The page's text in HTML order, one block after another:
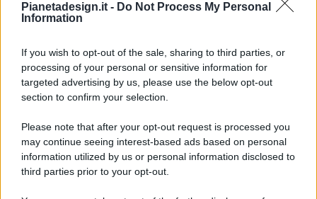
Pianetadesign.it - Do Not Process My Personal
Information
If you wish to opt-out of the sale, sharing to third parties, or
processing of your personal or sensitive information for
targeted advertising by us, please use the below opt-out
section to confirm your selection.
Please note that after your opt-out request is processed you
may continue seeing interest-based ads based on personal
information utilized by us or personal information disclosed to
third parties prior to your opt-out.
© 2026 - Pianeta Design - P.IVA 04827280654 - Testata
Registrata Al Tribunale Di Nocera Inferiore N. 8/2020 - RG N.
ISCRIZIONE AL ROC N. 35792 – ISCRITTA ALL’ANSO
(ASSOCIAZIONE NAZIONALE STAMPA ONLINE)